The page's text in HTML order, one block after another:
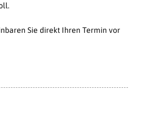
Sie direkt Ihren Termin vor